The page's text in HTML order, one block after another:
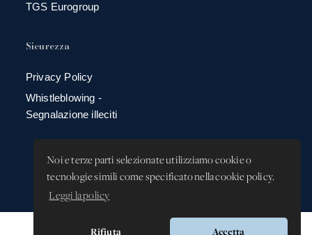
Noi e terze parti selezionate utilizziamo cookie o
tecnologie simili come specificato nella cookie policy.
Leggi la policy
Rifiuta Accetta
TGS Eurogroup
Sicurezza
Privacy Policy
Whistleblowing -
Segnalazione illeciti